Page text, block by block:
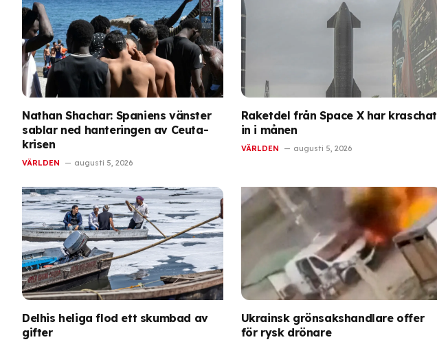
Nathan Shachar: Spaniens vänster
sablar ned hanteringen av Ceuta-
krisen
VÄRLDEN augusti 5, 2026
Raketdel från Space X har kraschat
in i månen
VÄRLDEN augusti 5, 2026
Delhis heliga flod ett skumbad av
gifter
Ukrainsk grönsakshandlare offer
för rysk drönare